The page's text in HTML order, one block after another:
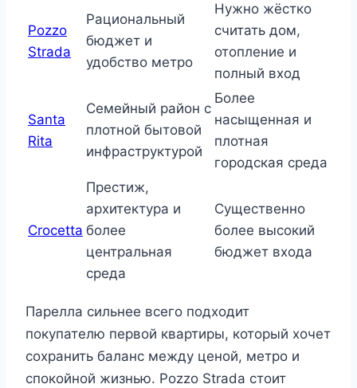
Pozzo
Strada
Рациональный
бюджет и
удобство метро
Нужно жёстко
считать дом,
отопление и
полный вход
Santa
Rita
Семейный район с
плотной бытовой
инфраструктурой
Более
насыщенная и
плотная
городская среда
Crocetta
Престиж,
архитектура и
более
центральная
среда
Существенно
более высокий
бюджет входа
Парелла сильнее всего подходит
покупателю первой квартиры, который хочет
сохранить баланс между ценой, метро и
спокойной жизнью. Pozzo Strada стоит